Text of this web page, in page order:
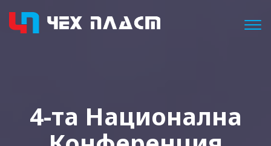
4-та Национална